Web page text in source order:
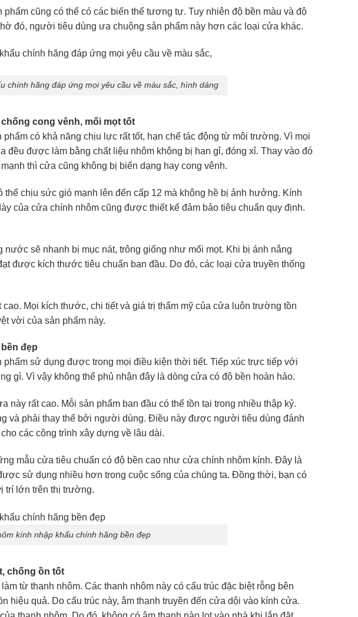
cũng có thể có các biến thể tương tự. Tuy nhiên độ bền màu và độ
đó, người tiêu dùng ưa chuộng sản phẩm này hơn các loại cửa khác.
chính hãng đáp ứng mọi yêu cầu về màu sắc, hình dáng
cong vênh, mối mọt tốt
có khả năng chịu lực rất tốt, hạn chế tác động từ môi trường. Vì mọi
đều được làm bằng chất liệu nhôm không bị han gỉ, đóng xỉ. Thay vào đó
thì cửa cũng không bị biến dạng hay cong vênh.
chịu sức gió mạnh lên đến cấp 12 mà không hề bị ảnh hưởng. Kính
của cửa chính nhôm cũng được thiết kế đảm bảo tiêu chuẩn quy định.
sẽ nhanh bị mục nát, trông giống như mối mọt. Khi bị ánh nắng
được kích thước tiêu chuẩn ban đầu. Do đó, các loại cửa truyền thống
Mọi kích thước, chi tiết và giá trị thẩm mỹ của cửa luôn trường tồn
vời của sản phẩm này.
đẹp
sử dụng được trong mọi điều kiện thời tiết. Tiếp xúc trực tiếp với
gì. Vì vậy không thể phủ nhận đây là dòng cửa có độ bền hoàn hảo.
này rất cao. Mỗi sản phẩm ban đầu có thể tồn tại trong nhiều thập kỷ.
và phải thay thế bởi người dùng. Điều này được người tiêu dùng đánh
các công trình xây dựng về lâu dài.
mẫu cửa tiêu chuẩn có độ bền cao như cửa chính nhôm kính. Đây là
sử dụng nhiều hơn trong cuộc sống của chúng ta. Đồng thời, bạn có
trí lớn trên thị trường.
kính nhập khẩu chính hãng bền đẹp
chống ồn tốt
từ thanh nhôm. Các thanh nhôm này có cấu trúc đặc biệt rỗng bên
hiệu quả. Do cấu trúc này, âm thanh truyền đến cửa dội vào kính cửa.